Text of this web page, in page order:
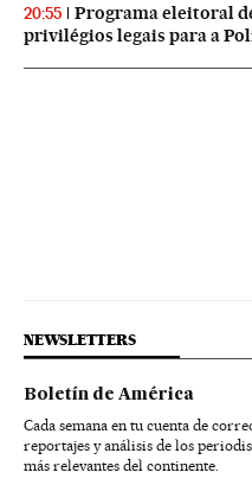
20:55
Programa eleitoral
privilégios legais para a
NEWSLETTERS
Boletín de América
Cada semana en tu cuenta de
reportajes y análisis de los
más relevantes del continente.